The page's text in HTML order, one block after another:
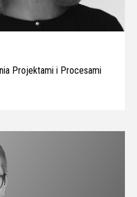
Projektami i Procesami